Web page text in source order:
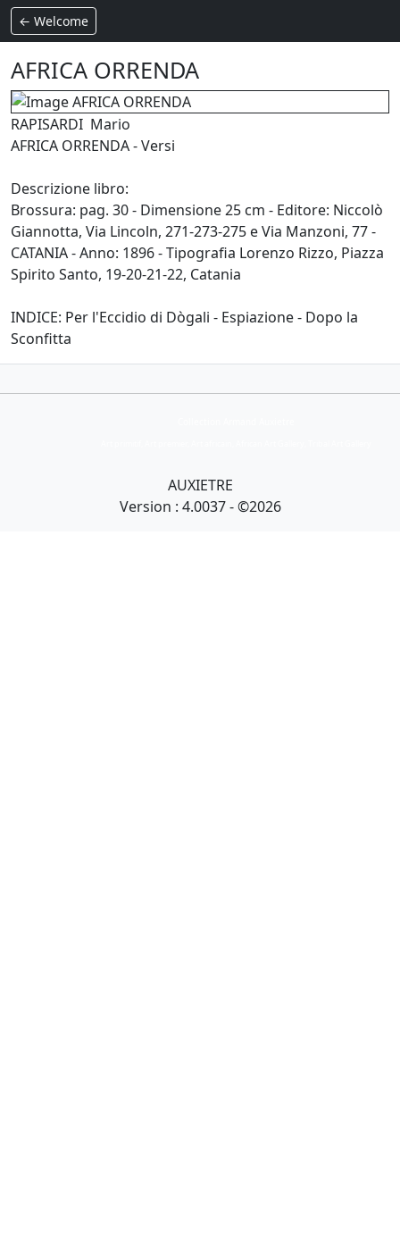
← Welcome
AFRICA ORRENDA
RAPISARDI Mario
AFRICA ORRENDA - Versi
Descrizione libro:
Brossura: pag. 30 - Dimensione 25 cm - Editore: Niccolò
Giannotta, Via Lincoln, 271-273-275 e Via Manzoni, 77 -
CATANIA - Anno: 1896 - Tipografia Lorenzo Rizzo, Piazza
Spirito Santo, 19-20-21-22, Catania
INDICE: Per l'Eccidio di Dògali - Espiazione - Dopo la
Sconfitta
AUXIETRE
Version : 4.0037 - ©2026